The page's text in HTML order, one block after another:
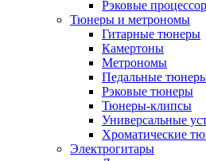
Рэковые
Тюнеры и метрономы
Гитарные тюнеры
Камертоны
Метрономы
Педальные
Рэковые тюнеры
Тюнеры-клипсы
Универсальные
Хроматические
Электрогитары